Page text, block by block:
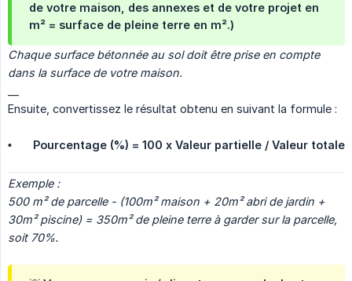
de votre maison, des annexes et de votre projet en
m² = surface de pleine terre en m².)
Chaque surface bétonnée au sol doit être prise en compte
dans la surface de votre maison.
Ensuite, convertissez le résultat obtenu en suivant la formule :
• Pourcentage (%) = 100 x Valeur partielle / Valeur totale
Exemple :
500 m² de parcelle - (100m² maison + 20m² abri de jardin +
30m² piscine) = 350m² de pleine terre à garder sur la parcelle,
soit 70%.